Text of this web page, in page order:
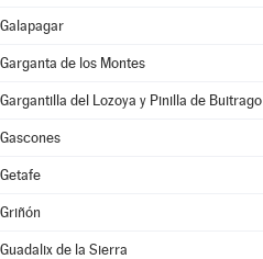
Galapagar
Garganta de los Montes
Gargantilla del Lozoya y Pinilla de Buitrago
Gascones
Getafe
Griñón
Guadalix de la Sierra